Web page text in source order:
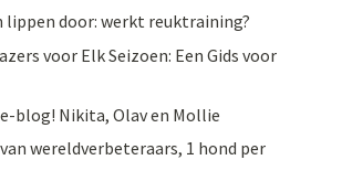
lippen door: werkt reuktraining?
voor Elk Seizoen: Een Gids voor
blog! Nikita, Olav en Mollie
wereldverbeteraars, 1 hond per